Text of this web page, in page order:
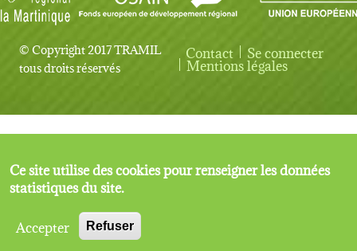
© Copyright 2017 TRAMIL
tous droits réservés
User account menu
Contact Se connecter
Mentions légales
Ce site utilise des cookies pour renseigner les données
statistiques du site.
Accepter
Refuser